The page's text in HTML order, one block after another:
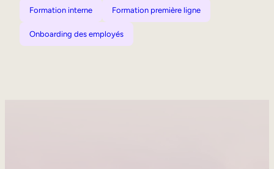
Formation interne Formation première ligne
Onboarding des employés